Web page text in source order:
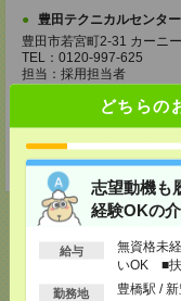
どちらの
志望動機も
経験OKの
給与
無資格未
いOK ■扶
以上
勤務地 豊橋駅 /
豊田テクニカルセンター
豊田市若宮町2-31 カーニ
TEL：0120-997-625
担当：採用担当者
三重テクニカルセンター
四日市市鵜の森1-3-23 四
TEL：0120-303-798
担当：採用担当者